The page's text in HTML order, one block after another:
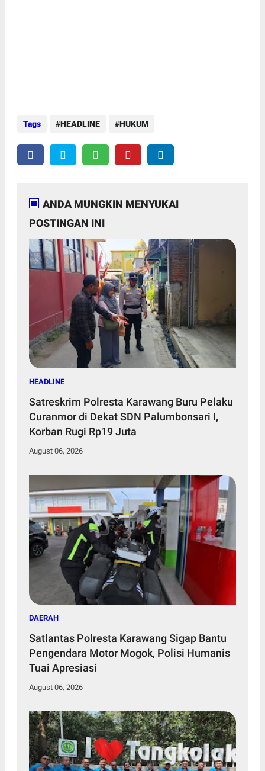
Tags HEADLINE HUKUM
ANDA MUNGKIN MENYUKAI
POSTINGAN INI
HEADLINE
Satreskrim Polresta Karawang Buru Pelaku
Curanmor di Dekat SDN Palumbonsari I,
Korban Rugi Rp19 Juta
August 06, 2026
DAERAH
Satlantas Polresta Karawang Sigap Bantu
Pengendara Motor Mogok, Polisi Humanis
Tuai Apresiasi
August 06, 2026